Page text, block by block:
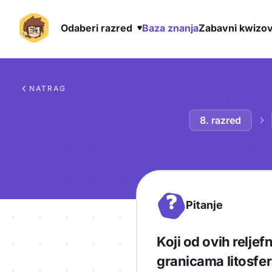
Odaberi razred Baza znanjaZabavni
NATRAG
8. razred
? Pitanje
Koji od ovih
granicama